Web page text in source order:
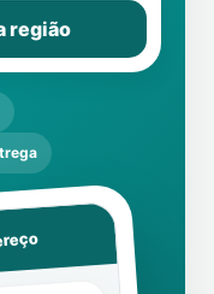
região